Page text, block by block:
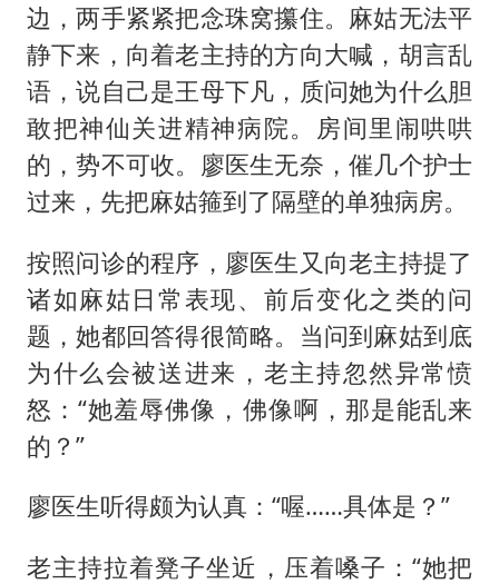
边，两手紧紧把念珠窝攥住。麻姑无法平
静下来，向着老主持的方向大喊，胡言乱
语，说自己是王母下凡，质问她为什么胆
敢把神仙关进精神病院。房间里闹哄哄
的，势不可收。廖医生无奈，催几个护士
过来，先把麻姑箍到了隔壁的单独病房。
按照问诊的程序，廖医生又向老主持提了
诸如麻姑日常表现、前后变化之类的问
题，她都回答得很简略。当问到麻姑到底
为什么会被送进来，老主持忽然异常愤
怒：“她羞辱佛像，佛像啊，那是能乱来
的？”
廖医生听得颇为认真：“喔……具体是？”
老主持拉着凳子坐近，压着嗓子：“她把